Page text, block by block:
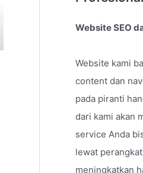
Website SEO
Website kami
content dan
pada piranti
dari kami akan
service Anda
lewat
meningkatkan